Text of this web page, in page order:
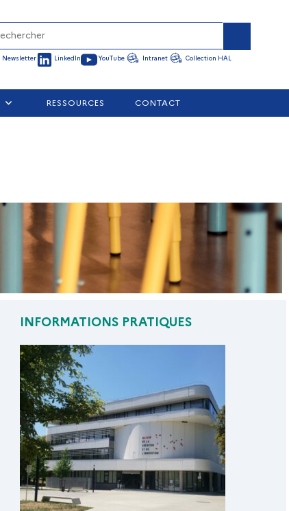
Newsletter LinkedIn YouTube Intranet Collection HAL
RESSOURCES CONTACT
INFORMATIONS PRATIQUES